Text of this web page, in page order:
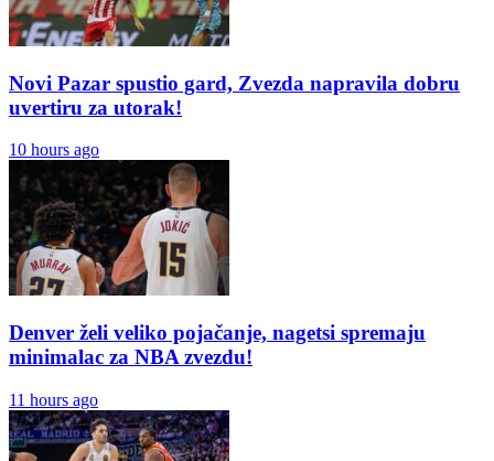
Novi Pazar spustio gard, Zvezda napravila dobru
uvertiru za utorak!
10 hours ago
Denver želi veliko pojačanje, nagetsi spremaju
minimalac za NBA zvezdu!
11 hours ago